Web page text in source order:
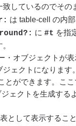
しているのでその
は table-cell の内
に #t を指
オブジェクトが
ェクトになりま
とができます。こ
ェクトを生成する
として表示するこ